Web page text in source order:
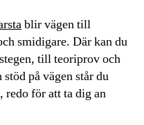
blir vägen till
smidigare. Där kan du
till teoriprov och
på vägen står du
redo för att ta dig an